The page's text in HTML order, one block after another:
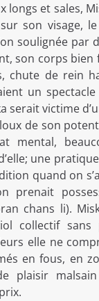
longs et sales,
son visage,
soulignée par
son corps bien
chute de rein
un spectacle
serait victime
de son
mental,
une
quand on
prenait
chans li).
collectif
elle ne
en fous, en
plaisir